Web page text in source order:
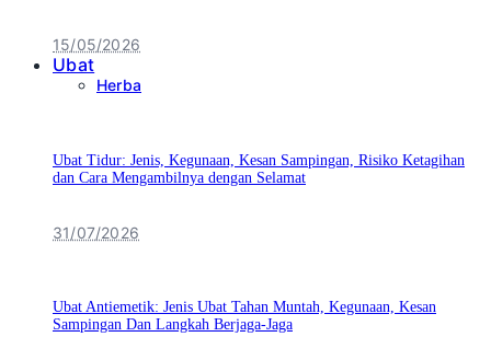
15/05/2026
Ubat
Herba
Ubat Tidur: Jenis, Kegunaan, Kesan Sampingan, Risiko Ketagihan
dan Cara Mengambilnya dengan Selamat
31/07/2026
Ubat Antiemetik: Jenis Ubat Tahan Muntah, Kegunaan, Kesan
Sampingan Dan Langkah Berjaga-Jaga